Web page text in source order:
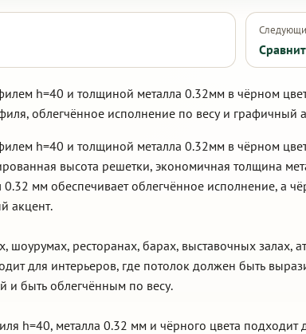
h=40 и толщиной металла 0.32мм в чёрном
облегчённое исполнение по весу и графичный
h=40 и толщиной металла 0.32мм в чёрном
высота решетки, экономичная толщина
мм обеспечивает облегчённое исполнение, а
акцент.
шоурумах, ресторанах, барах, выставочных залах,
для интерьеров, где потолок должен быть
и быть облегчённым по весу.
h=40, металла 0.32 мм и чёрного цвета